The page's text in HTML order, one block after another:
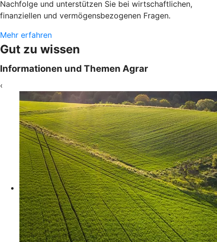
Nachfolge und unterstützen Sie bei wirtschaftlichen,
finanziellen und vermögensbezogenen Fragen.
Mehr erfahren
Gut zu wissen
Informationen und Themen Agrar
‹